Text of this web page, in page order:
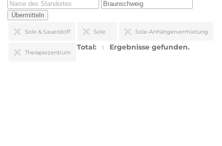
Übermitteln
Sole & Sauerstoff Sole Sole-Anhängervermietung
Therapiezentrum
Total: 1 Ergebnisse gefunden.